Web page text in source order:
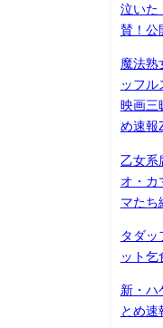
泣いた
賛！公
魔法熟
ッフル
映画三
め速報
乙女系
オ・カ
マたち
タダッ
ット乞
新・ハ
とめ速